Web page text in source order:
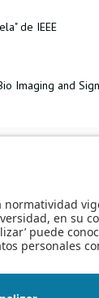
de IEEE
Imaging and